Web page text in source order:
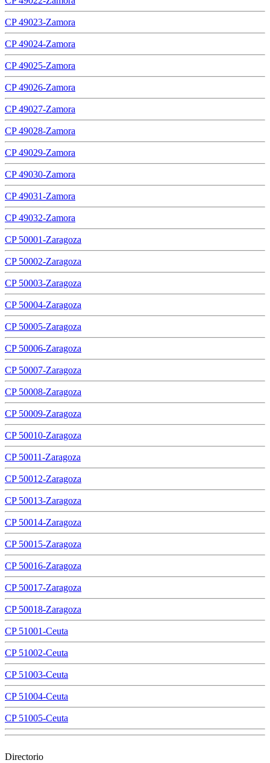
CP 49023-Zamora
CP 49024-Zamora
CP 49025-Zamora
CP 49026-Zamora
CP 49027-Zamora
CP 49028-Zamora
CP 49029-Zamora
CP 49030-Zamora
CP 49031-Zamora
CP 49032-Zamora
CP 50001-Zaragoza
CP 50002-Zaragoza
CP 50003-Zaragoza
CP 50004-Zaragoza
CP 50005-Zaragoza
CP 50006-Zaragoza
CP 50007-Zaragoza
CP 50008-Zaragoza
CP 50009-Zaragoza
CP 50010-Zaragoza
CP 50011-Zaragoza
CP 50012-Zaragoza
CP 50013-Zaragoza
CP 50014-Zaragoza
CP 50015-Zaragoza
CP 50016-Zaragoza
CP 50017-Zaragoza
CP 50018-Zaragoza
CP 51001-Ceuta
CP 51002-Ceuta
CP 51003-Ceuta
CP 51004-Ceuta
CP 51005-Ceuta
Directorio